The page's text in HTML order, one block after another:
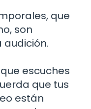
que
son
escuches
que tus
están